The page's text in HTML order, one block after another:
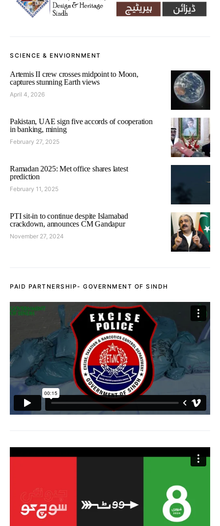
SCIENCE & ENVIORNMENT
Artemis II crew crosses midpoint to Moon,
captures stunning Earth views
April 4, 2026
Pakistan, UAE sign five accords of cooperation
in banking, mining
February 27, 2025
Ramadan 2025: Met office shares latest
prediction
February 11, 2025
PTI sit-in to continue despite Islamabad
crackdown, announces CM Gandapur
November 27, 2024
PAID PARTNERSHIP- GOVERNMENT OF SINDH